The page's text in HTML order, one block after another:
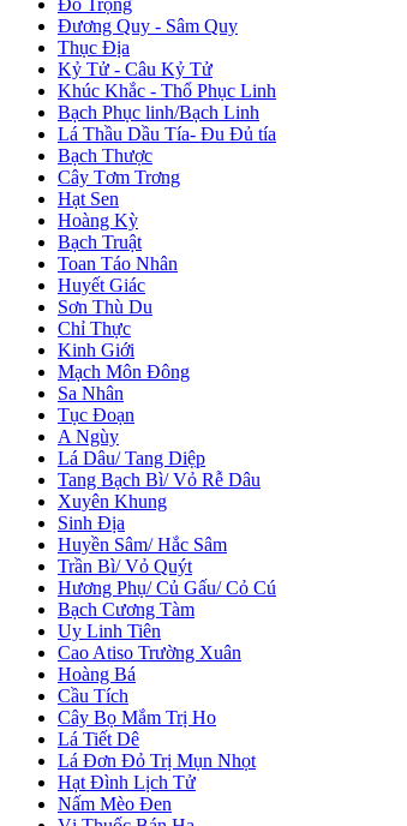
Đỗ Trọng
Đương Quy - Sâm Quy
Thục Địa
Kỷ Tử - Câu Kỷ Tử
Khúc Khắc - Thổ Phục Linh
Bạch Phục linh/Bạch Linh
Lá Thầu Dầu Tía- Đu Đủ tía
Bạch Thược
Cây Tơm Trơng
Hạt Sen
Hoàng Kỳ
Bạch Truật
Toan Táo Nhân
Huyết Giác
Sơn Thù Du
Chỉ Thực
Kinh Giới
Mạch Môn Đông
Sa Nhân
Tục Đoạn
A Ngùy
Lá Dâu/ Tang Diệp
Tang Bạch Bì/ Vỏ Rễ Dâu
Xuyên Khung
Sinh Địa
Huyền Sâm/ Hắc Sâm
Trần Bì/ Vỏ Quýt
Hương Phụ/ Củ Gấu/ Cỏ Cú
Bạch Cương Tàm
Uy Linh Tiên
Cao Atiso Trường Xuân
Hoàng Bá
Cầu Tích
Cây Bọ Mắm Trị Ho
Lá Tiết Dê
Lá Đơn Đỏ Trị Mụn Nhọt
Hạt Đình Lịch Tử
Nấm Mèo Đen